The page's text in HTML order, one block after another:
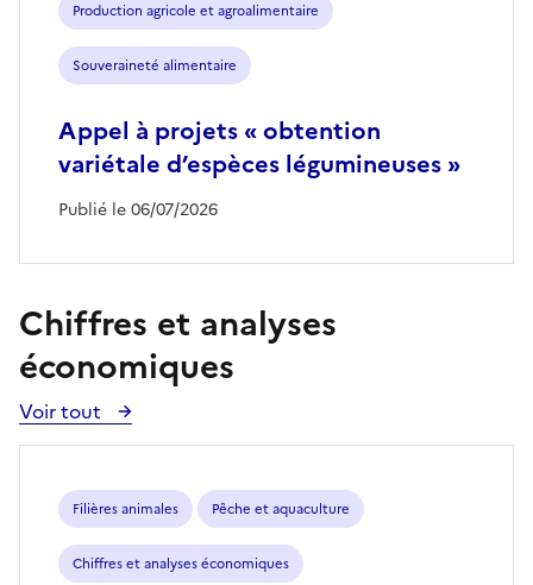
Production agricole et agroalimentaire
Souveraineté alimentaire
Appel à projets « obtention
variétale d’espèces légumineuses »
Publié le 06/07/2026
Chiffres et analyses
économiques
Voir tout
Voir
toutes
publications
Filières animales Pêche et aquaculture
Chiffres et analyses économiques